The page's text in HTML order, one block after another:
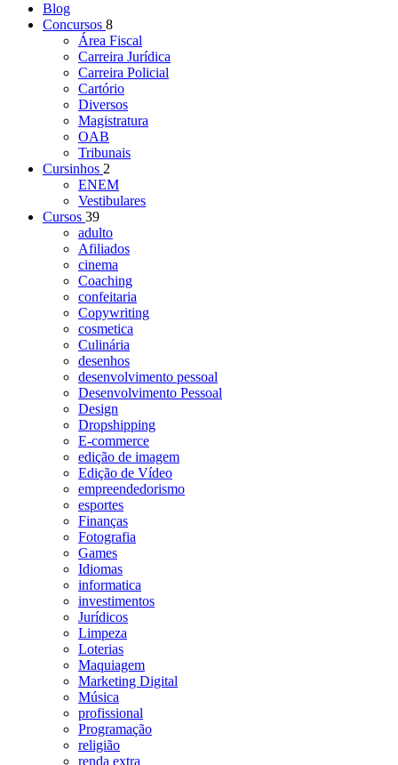
Blog
Concursos 8
Área Fiscal
Carreira Jurídica
Carreira Policial
Cartório
Diversos
Magistratura
OAB
Tribunais
Cursinhos 2
ENEM
Vestibulares
Cursos 39
adulto
Afiliados
cinema
Coaching
confeitaria
Copywriting
cosmetica
Culinária
desenhos
desenvolvimento pessoal
Desenvolvimento Pessoal
Design
Dropshipping
E-commerce
edição de imagem
Edição de Vídeo
empreendedorismo
esportes
Finanças
Fotografia
Games
Idiomas
informatica
investimentos
Jurídicos
Limpeza
Loterias
Maquiagem
Marketing Digital
Música
profissional
Programação
religião
renda extra